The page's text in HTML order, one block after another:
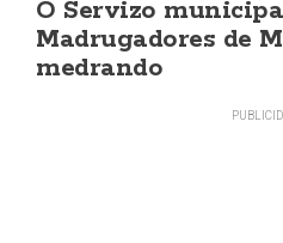
O Servizo
Madrugadores de
medrando